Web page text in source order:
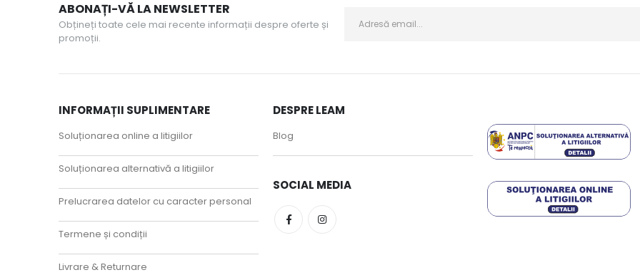
ABONAȚI-VĂ LA NEWSLETTER
Obțineți toate cele mai recente informații despre oferte și
promoții.
INFORMAȚII SUPLIMENTARE
Soluționarea online a litigiilor
Soluționarea alternativă a litigiilor
Prelucrarea datelor cu caracter personal
Termene și condiții
Livrare & Returnare
DESPRE LEAM
Blog
SOCIAL MEDIA